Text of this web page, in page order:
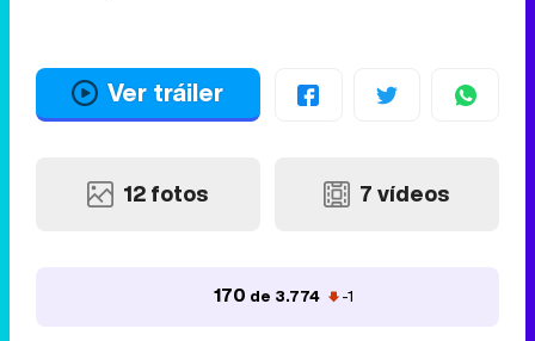
Ver tráiler
12 fotos 7 vídeos
170 de 3.774 -1